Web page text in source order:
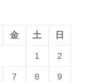
金 土 日
1 2
7 8 9